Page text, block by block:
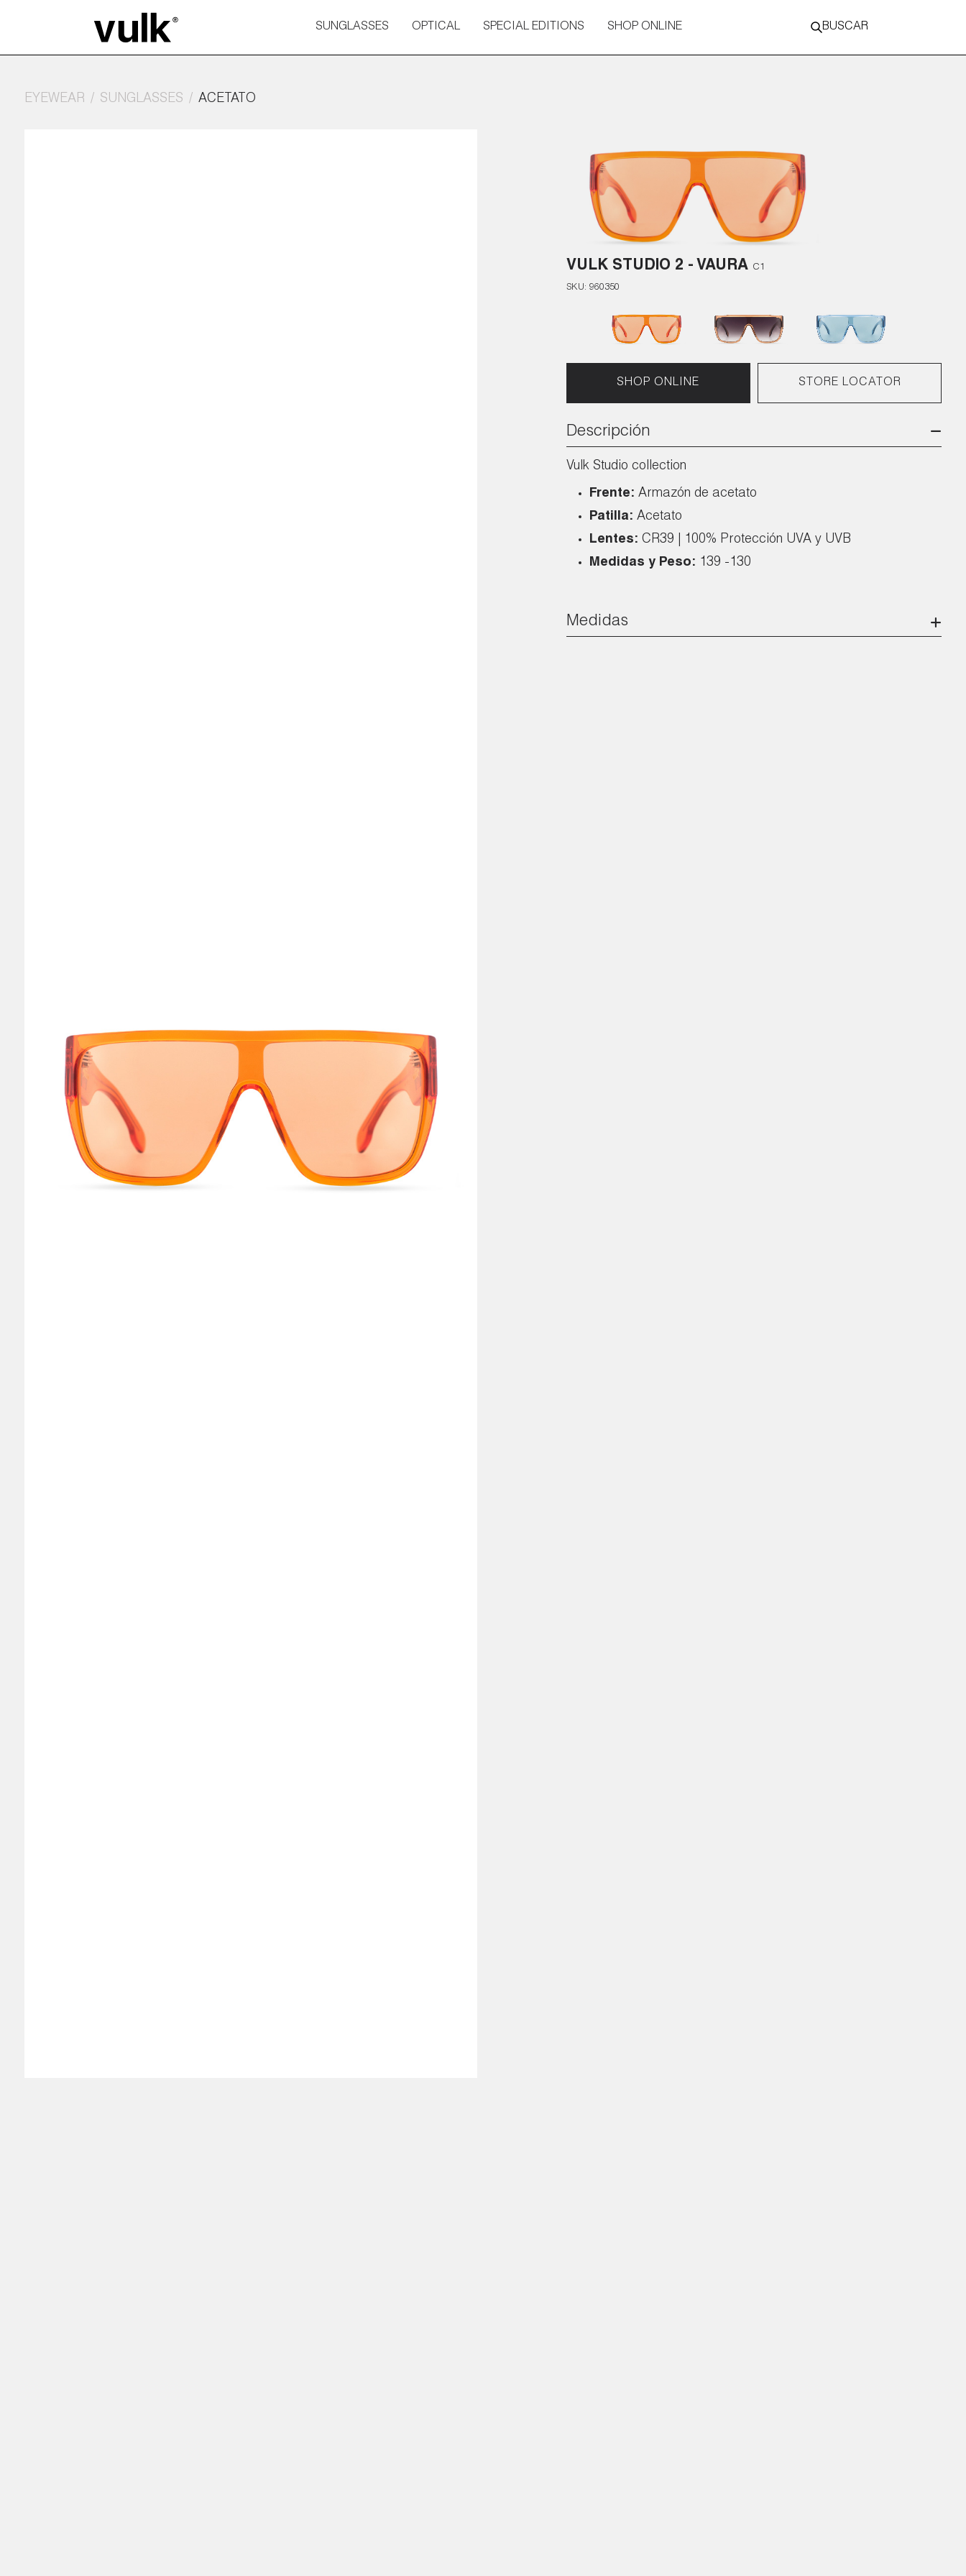
SUNGLASSES OPTICAL SPECIAL EDITIONS SHOP ONLINE BUSCAR
EYEWEAR SUNGLASSES ACETATO
VULK STUDIO 2 - VAURA C1
SKU: 960350
SHOP ONLINE STORE LOCATOR
Descripción
Vulk Studio collection
Frente: Armazón de acetato
Patilla: Acetato
Lentes: CR39 | 100% Protección UVA y UVB
Medidas y Peso: 139 -130
Medidas